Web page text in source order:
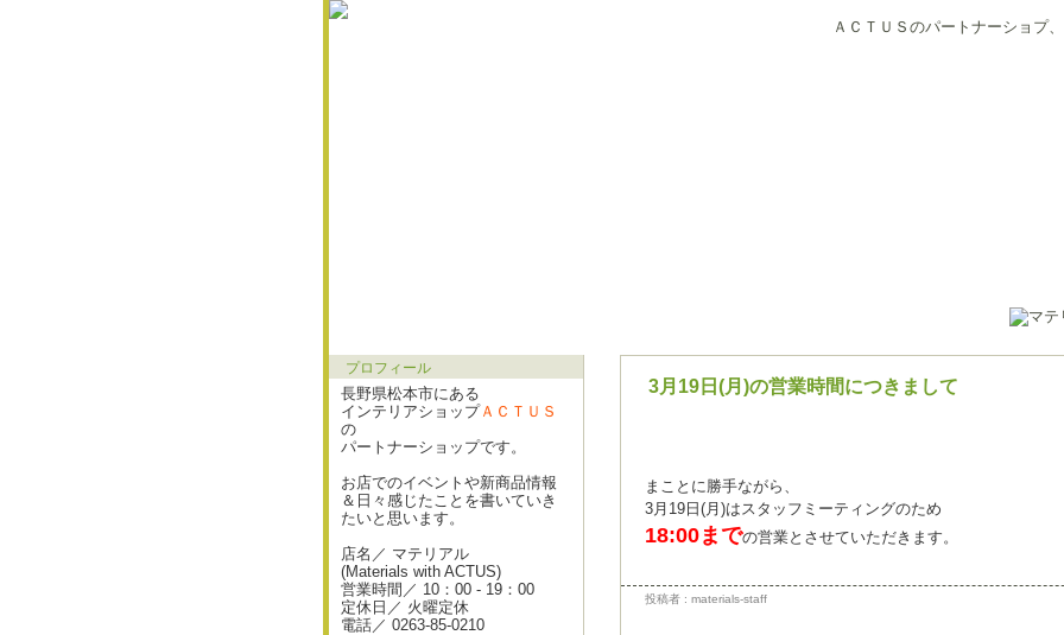
ＡＣＴＵＳのパートナーショプ
3月19日(月)の営業時間につきまして
まことに勝手ながら、
3月19日(月)はスタッフミーティングのため
18:00までの営業とさせていただきます。
投稿者 : materials-staff
プロフィール
長野県松本市にある
インテリアショップＡＣＴＵＳ
の
パートナーショップです。
お店でのイベントや新商品情報
＆日々感じたことを書いていき
たいと思います。
店名／ マテリアル
(Materials with ACTUS)
営業時間／ 10：00 - 19：00
定休日／ 火曜定休
電話／ 0263-85-0210